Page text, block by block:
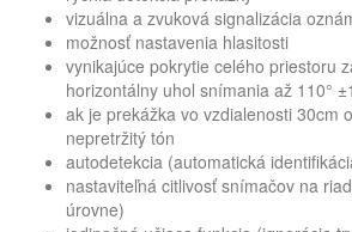
vizuálna a zvuková signalizácia
možnosť nastavenia hlasitosti
vynikajúce pokrytie celého priestoru
horizontálny uhol snímania až 110°
ak je prekážka vo vzdialenosti 30cm
nepretržitý tón
autodetekcia (automatická
nastaviteľná citlivosť snímačov na
úrovne)